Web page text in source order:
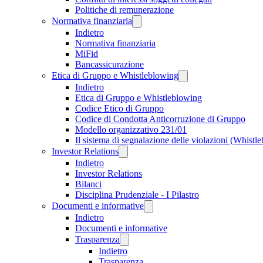
Politiche di remunerazione
Normativa finanziaria
Indietro
Normativa finanziaria
MiFid
Bancassicurazione
Etica di Gruppo e Whistleblowing
Indietro
Etica di Gruppo e Whistleblowing
Codice Etico di Gruppo
Codice di Condotta Anticorruzione di Gruppo
Modello organizzativo 231/01
Il sistema di segnalazione delle violazioni
Investor Relations
Indietro
Investor Relations
Bilanci
Disciplina Prudenziale - I Pilastro
Documenti e informative
Indietro
Documenti e informative
Trasparenza
Indietro